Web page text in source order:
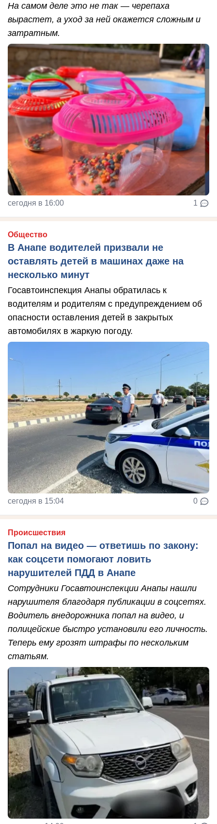
На самом деле это не так — черепаха
вырастет, а уход за ней окажется сложным и
затратным.
сегодня в 16:00 1
Общество
В Анапе водителей призвали не
оставлять детей в машинах даже на
несколько минут
Госавтоинспекция Анапы обратилась к
водителям и родителям с предупреждением об
опасности оставления детей в закрытых
автомобилях в жаркую погоду.
сегодня в 15:04 0
Происшествия
Попал на видео — ответишь по закону:
как соцсети помогают ловить
нарушителей ПДД в Анапе
Сотрудники Госавтоинспекции Анапы нашли
нарушителя благодаря публикации в соцсетях.
Водитель внедорожника попал на видео, и
полицейские быстро установили его личность.
Теперь ему грозят штрафы по нескольким
статьям.